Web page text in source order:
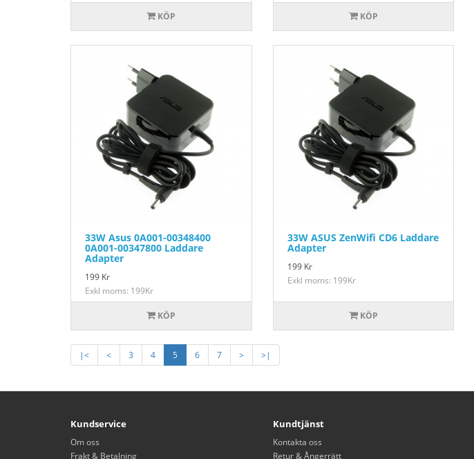
KÖP KÖP
33W Asus 0A001-00348400
0A001-00347800 Laddare
Adapter
199 Kr
Exkl moms: 199Kr
KÖP
33W ASUS ZenWifi CD6 Laddare
Adapter
199 Kr
Exkl moms: 199Kr
KÖP
|< < 3 4 5 6 7 > >|
Kundservice
Om oss
Frakt & Betalning
Kundtjänst
Kontakta oss
Retur & Ångerrätt